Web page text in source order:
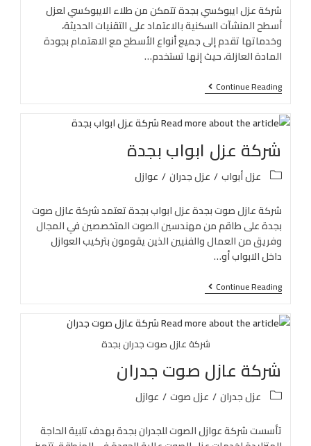
شركة عزل ايبوكسي بجدة تتمكن من طلاء الايبوكسي لعزل
أسطح المنشآت السكنية بالاعتماد على التقنيات الحديثة،
وخدماتها تقدم إلى جميع أنواع الأسطح مع الاهتمام بجودة
المادة العازلة، حيث إنها تستخدم…
Continue Reading
شركة عزل ابواب بجدة
عزل أبواب/ عزل جدران/ عوازل
شركة عازل صوت بجدة عزل ابواب بجدة تعتمد شركة عازل صوت
بجدة على طاقم من مهندسين الصوت المتخصصين في المجال
وفريق من العمال والفنيين الذين يقومون بتركيب العوازل
داخل الابواب أو…
Continue Reading
شركة عازل صوت جدران بجدة
شركة عازل صوت جدران
عزل جدران/ عزل صوت/ عوازل
تأسست شركة عوازل الصوت للجدران بجدة بهدف تلبية الحاجة